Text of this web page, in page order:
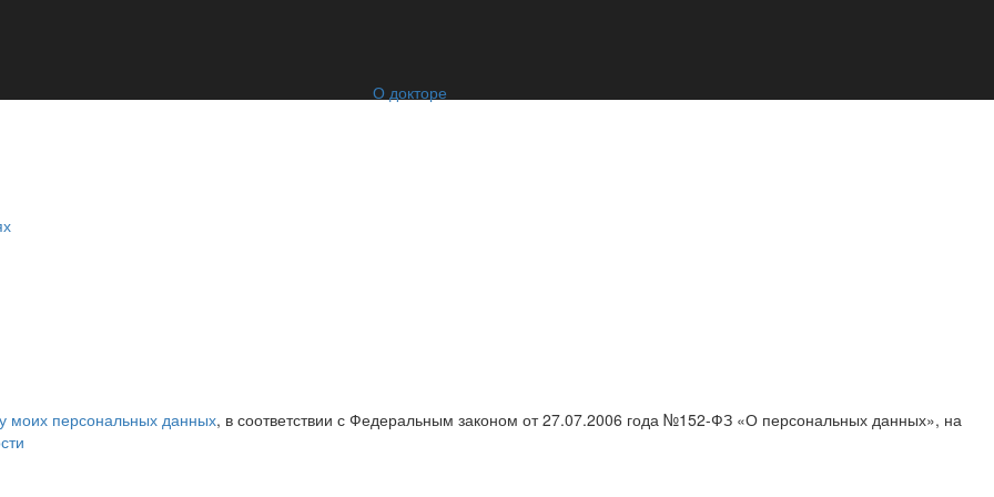
О докторе
моих персональных данных, в соответствии с Федеральным законом от 27.07.2006 года №152-ФЗ «О персональных данных», на